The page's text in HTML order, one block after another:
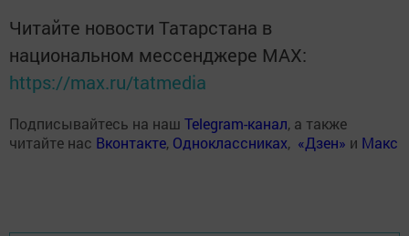
Читайте новости Татарстана в
национальном мессенджере MАХ:
https://max.ru/tatmedia
Подписывайтесь на наш Telegram-канал, а также
читайте нас Вконтакте, Одноклассниках, «Дзен» и Макс